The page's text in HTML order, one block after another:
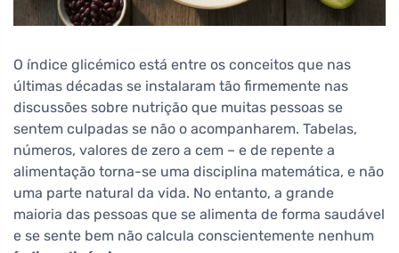
O índice glicémico está entre os conceitos que nas
últimas décadas se instalaram tão firmemente nas
discussões sobre nutrição que muitas pessoas se
sentem culpadas se não o acompanharem. Tabelas,
números, valores de zero a cem – e de repente a
alimentação torna-se uma disciplina matemática, e não
uma parte natural da vida. No entanto, a grande
maioria das pessoas que se alimenta de forma saudável
e se sente bem não calcula conscientemente nenhum